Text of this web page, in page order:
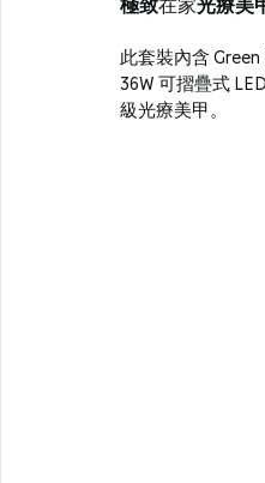
極致在家光療美
此套裝內含
36W 可摺疊式
級光療美甲。